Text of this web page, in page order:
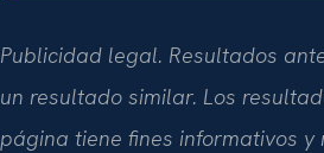
Publicidad legal. Resultados
un resultado similar. Los
página tiene fines informativos y